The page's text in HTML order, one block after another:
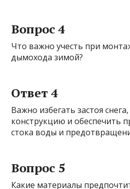
Вопрос 4
Что важно учесть при
дымохода зимой?
Ответ 4
Важно избегать застоя
конструкцию и обеспечить
стока воды и
Вопрос 5
Какие материалы